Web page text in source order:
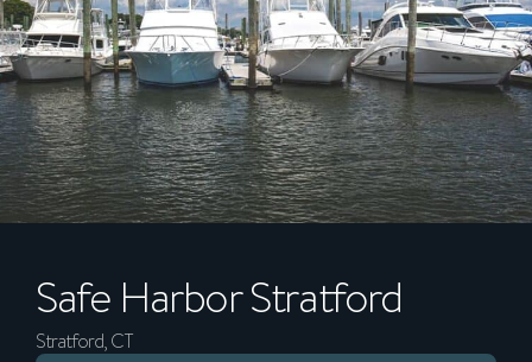
Safe HarborStratford
Stratford, CT